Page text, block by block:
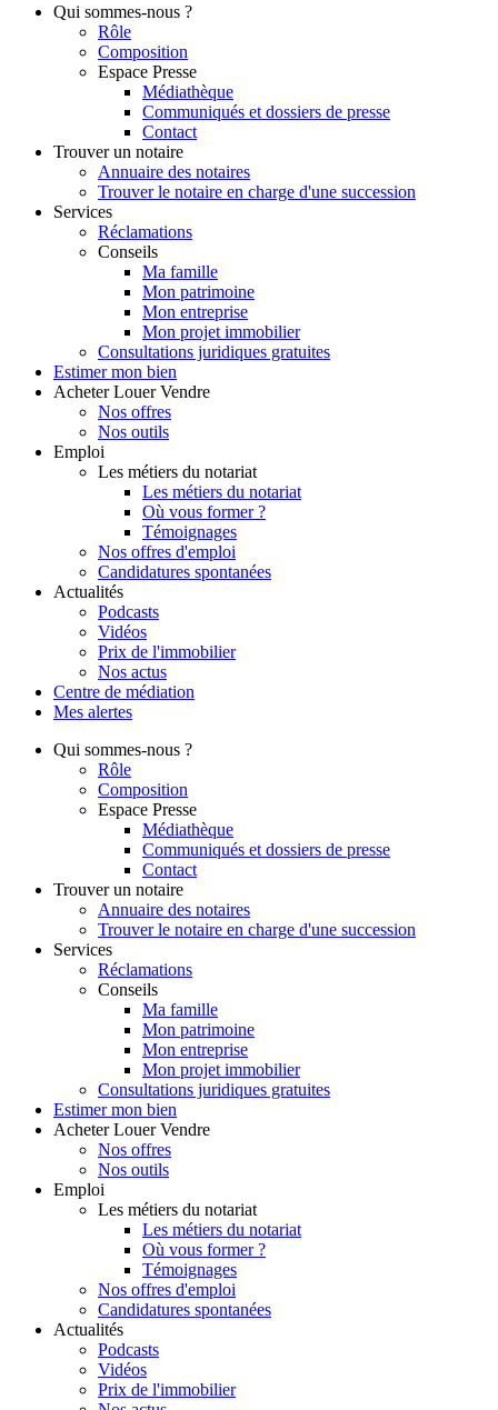
Qui sommes-nous ?
Rôle
Composition
Espace Presse
Médiathèque
Communiqués et dossiers de presse
Contact
Trouver un notaire
Annuaire des notaires
Trouver le notaire en charge d'une succession
Services
Réclamations
Conseils
Ma famille
Mon patrimoine
Mon entreprise
Mon projet immobilier
Consultations juridiques gratuites
Estimer mon bien
Acheter Louer Vendre
Nos offres
Nos outils
Emploi
Les métiers du notariat
Les métiers du notariat
Où vous former ?
Témoignages
Nos offres d'emploi
Candidatures spontanées
Actualités
Podcasts
Vidéos
Prix de l'immobilier
Nos actus
Centre de médiation
Mes alertes
Qui sommes-nous ?
Rôle
Composition
Espace Presse
Médiathèque
Communiqués et dossiers de presse
Contact
Trouver un notaire
Annuaire des notaires
Trouver le notaire en charge d'une succession
Services
Réclamations
Conseils
Ma famille
Mon patrimoine
Mon entreprise
Mon projet immobilier
Consultations juridiques gratuites
Estimer mon bien
Acheter Louer Vendre
Nos offres
Nos outils
Emploi
Les métiers du notariat
Les métiers du notariat
Où vous former ?
Témoignages
Nos offres d'emploi
Candidatures spontanées
Actualités
Podcasts
Vidéos
Prix de l'immobilier